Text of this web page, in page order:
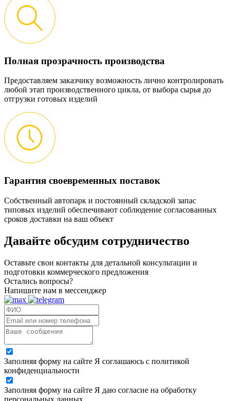
Полная прозрачность производства
Предоставляем заказчику возможность лично контролировать
любой этап производственного цикла, от выбора сырья до
отгрузки готовых изделий
Гарантия своевременных поставок
Собственный автопарк и постоянный складской запас
типовых изделий обеспечивают соблюдение согласованных
сроков доставки на ваш объект
Давайте обсудим сотрудничество
Оставьте свои контакты для детальной консультации и
подготовки коммерческого предложения
Остались вопросы?
Напишите нам в мессенджер
Заполняя форму на сайте Я соглашаюсь с политикой
конфиденциальности
Заполняя форму на сайте Я даю согласие на обработку
персональных данных.